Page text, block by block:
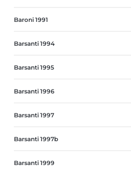
Baroni 1991
Barsanti 1994
Barsanti 1995
Barsanti 1996
Barsanti 1997
Barsanti 1997b
Barsanti 1999